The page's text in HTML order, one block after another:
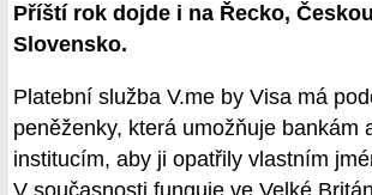
Příští rok dojde i na Řecko,
Slovensko.
Platební služba V.me by Visa má
peněženky, která umožňuje bankám
institucím, aby ji opatřily vlastním